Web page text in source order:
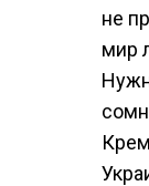
не
мир